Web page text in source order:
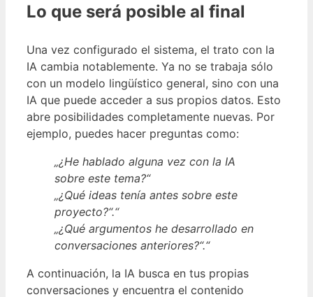
Lo que será posible al final
Una vez configurado el sistema, el trato con la
IA cambia notablemente. Ya no se trabaja sólo
con un modelo lingüístico general, sino con una
IA que puede acceder a sus propios datos. Esto
abre posibilidades completamente nuevas. Por
ejemplo, puedes hacer preguntas como:
„¿He hablado alguna vez con la IA
sobre este tema?“
„¿Qué ideas tenía antes sobre este
proyecto?“.“
„¿Qué argumentos he desarrollado en
conversaciones anteriores?“.“
A continuación, la IA busca en tus propias
conversaciones y encuentra el contenido